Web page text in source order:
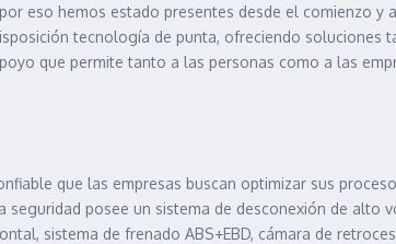
eso hemos estado presentes desde el comienzo
tecnología de punta, ofreciendo
que permite tanto a las personas como a las
que las empresas buscan optimizar sus
posee un sistema de desconexión de alto
sistema de frenado ABS+EBD, cámara de